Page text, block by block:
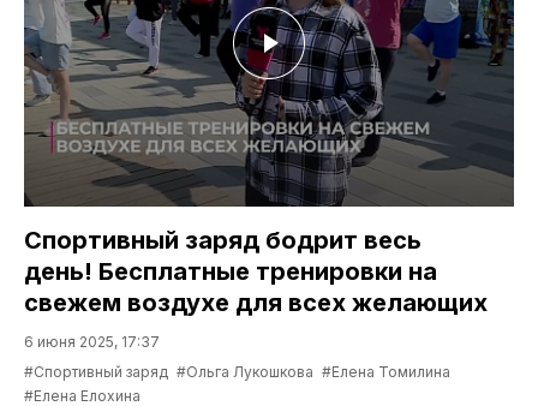
Спортивный заряд бодрит весь
день! Бесплатные тренировки на
свежем воздухе для всех желающих
6 июня 2025, 17:37
#Спортивный заряд #Ольга Лукошкова #Елена Томилина
#Елена Елохина